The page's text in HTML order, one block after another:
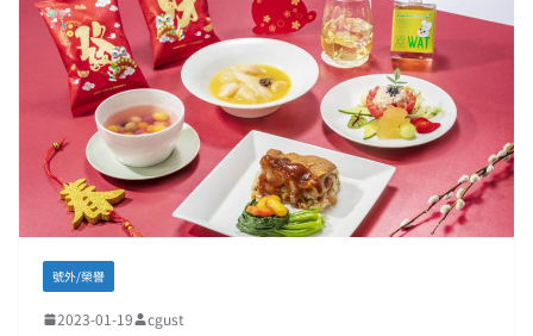
號外/榮譽
2023-01-19 cgust